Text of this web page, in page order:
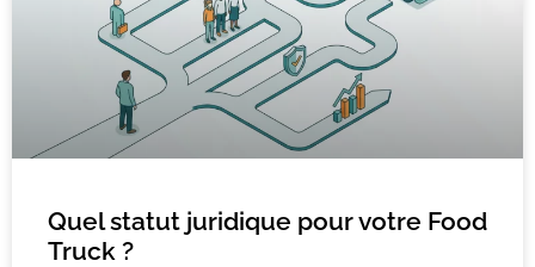
Quel statut juridique pour votre Food
Truck ?